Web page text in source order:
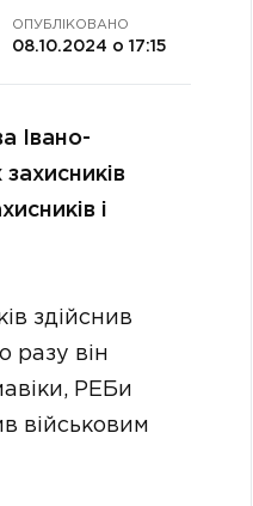
ОПУБЛІКОВАНО
08.10.2024 о 17:15
Івано-
і
здійснив
разу він
РЕБи
військовим